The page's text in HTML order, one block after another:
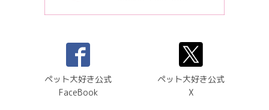
ペット大好き公式
FaceBook
ペット大好き公式
X